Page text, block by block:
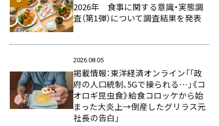
2026年 食事に関する意識・実態調
査（第1弾）について調査結果を発表
2026.08.05
掲載情報：東洋経済オンライン「｢政
府の人口統制､5Gで操られる…｣《コ
オロギ昆虫食》給食コロッケから始
まった大炎上→倒産したグリラス元
社長の告白」